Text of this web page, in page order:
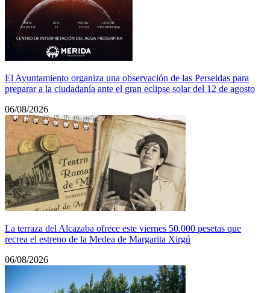
El Ayuntamiento organiza una observación de las Perseidas para
preparar a la ciudadanía ante el gran eclipse solar del 12 de agosto
06/08/2026
La terraza del Alcazaba ofrece este viernes 50.000 pesetas que
recrea el estreno de la Medea de Margarita Xirgú
06/08/2026